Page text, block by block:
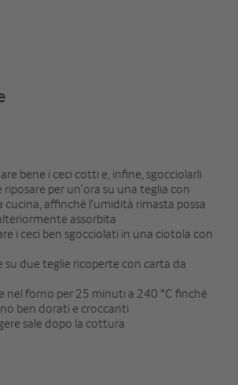
bene i ceci cotti e, infine, sgocciolarli
riposare per un’ora su una teglia con
cucina, affinché l'umidità rimasta possa
assorbita
i ceci ben sgocciolati in una ciotola con
su due teglie ricoperte con carta da
nel forno per 25 minuti a 240 °C finché
ben dorati e croccanti
sale dopo la cottura